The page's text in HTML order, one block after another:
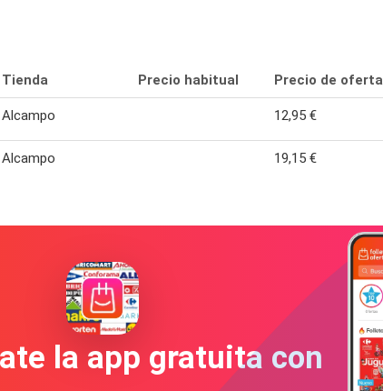
Tienda Precio habitual Precio de oferta
Alcampo 12,95 €
Alcampo 19,15 €
la app gratuita con